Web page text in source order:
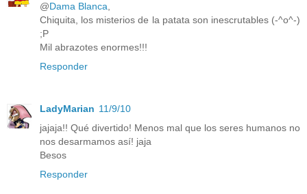
@Dama Blanca
Chiquita, los misterios de la patata son inescrutables (-^o^-)
;P
Mil abrazotes enormes!!!
Responder
LadyMarian 11/9/10
jajaja!! Qué divertido! Menos mal que los seres humanos no
nos desarmamos así! jaja
Besos
Responder